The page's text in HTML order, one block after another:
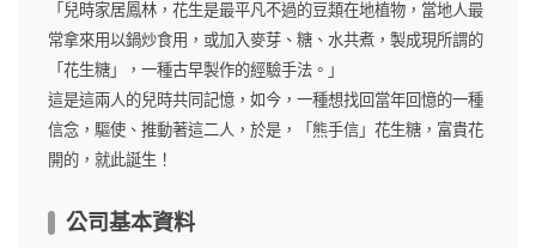
「兒時家居鳳林，花生是最平凡不過的豆類在地植物，當地人最
常拿來用以鍋炒食用，或加入麥芽、糖、水共煮，製成現所謂的
「花生糖」，一種古早製作的經驗手法。」
這是這兩人的兒時共同記憶，如今，一種想找回當年回憶的一種
信念，驅使、推動著這二人，於是，「熊手信」花生糖，富貴花
開的，就此誕生！
公司基本資料